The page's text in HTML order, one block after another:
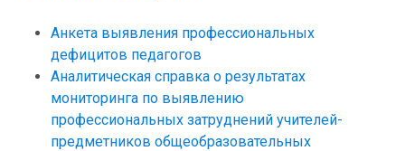
Анкета выявления профессиональных
дефицитов педагогов
Аналитическая справка о результатах
мониторинга по выявлению
профессиональных затруднений учителей-
предметников общеобразовательных